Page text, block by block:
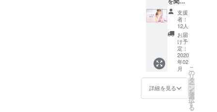
時：3月
の土日
14：00
頃から2
ｈ 人
数：１
回４人
＋よも
ぎちゃ
ん 場
内のレ
ンタル
何でも
かまい
ませ
ん。 そ
のテー
マにつ
いてみ
んなで
お話し
てきま
しょ
う。 私
すが場
合に
よって
はお断
り致し
ます。
・カラ
オケ、
個室居
酒屋以
外の個
室はNG
人 確約
券 】 ■
今、依
頼が多
すぎて
受付を
ストッ
プして
いる「#
レンタ
ル話を
聞く
人」。
支援
者：
12人
お届
け予
定：
2020
年02
月
詳細を見る
こ
の
リ
タ
ー
ン
を
選
択
す
る